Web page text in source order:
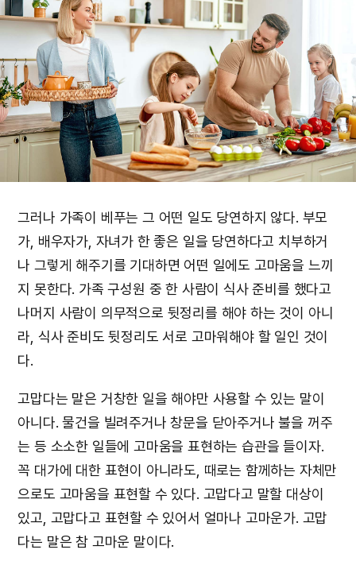
그러나 가족이 베푸는 그 어떤 일도 당연하지 않다. 부모
가, 배우자가, 자녀가 한 좋은 일을 당연하다고 치부하거
나 그렇게 해주기를 기대하면 어떤 일에도 고마움을 느끼
지 못한다. 가족 구성원 중 한 사람이 식사 준비를 했다고
나머지 사람이 의무적으로 뒷정리를 해야 하는 것이 아니
라, 식사 준비도 뒷정리도 서로 고마워해야 할 일인 것이
다.
고맙다는 말은 거창한 일을 해야만 사용할 수 있는 말이
아니다. 물건을 빌려주거나 창문을 닫아주거나 불을 꺼주
는 등 소소한 일들에 고마움을 표현하는 습관을 들이자.
꼭 대가에 대한 표현이 아니라도, 때로는 함께하는 자체만
으로도 고마움을 표현할 수 있다. 고맙다고 말할 대상이
있고, 고맙다고 표현할 수 있어서 얼마나 고마운가. 고맙
다는 말은 참 고마운 말이다.